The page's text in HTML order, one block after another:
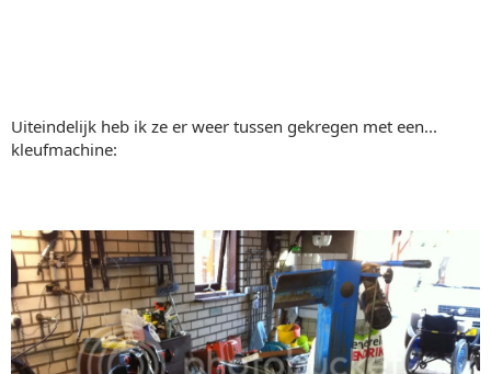
Uiteindelijk heb ik ze er weer tussen gekregen met een...
kleufmachine: